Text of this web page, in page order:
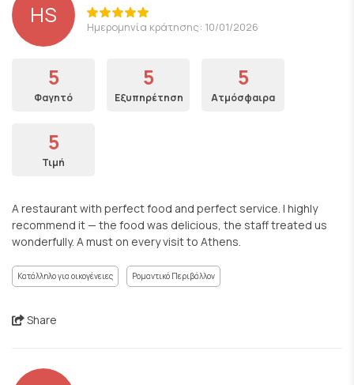
HS Ημερομηνία κράτησης: 10/01/2026
5
Φαγητό
5
Εξυπηρέτηση
5
Ατμόσφαιρα
5
Τιμή
A restaurant with perfect food and perfect service. I highly
recommend it — the food was delicious, the staff treated us
wonderfully. A must on every visit to Athens.
Κατάλληλο για οικογένειες Ρομαντικό Περιβάλλον
Share